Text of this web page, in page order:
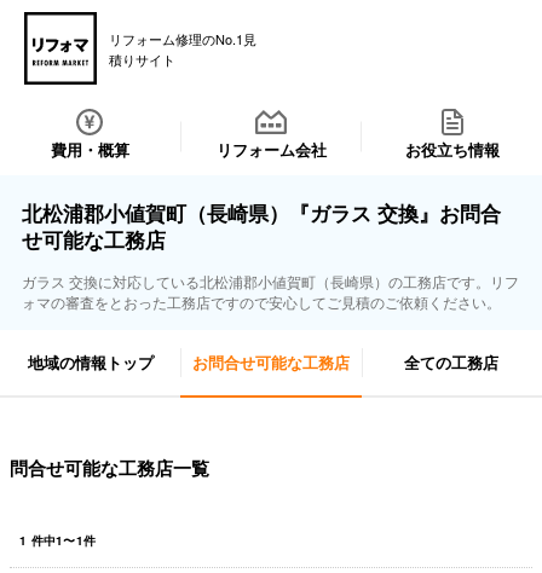
リフォーム修理のNo.1見
積りサイト
費用・概算 リフォーム会社 お役立ち情報
北松浦郡小値賀町（長崎県）『ガラス 交換』お問合
せ可能な工務店
ガラス 交換に対応している北松浦郡小値賀町（長崎県）の工務店です。リフ
ォマの審査をとおった工務店ですので安心してご見積のご依頼ください。
地域の情報トップ お問合せ可能な工務店 全ての工務店
問合せ可能な工務店一覧
1 件中1〜1件